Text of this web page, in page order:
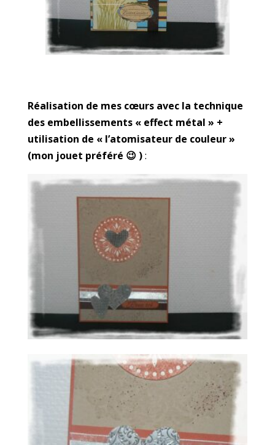
Réalisation de mes cœurs avec la technique
des embellissements « effect métal » +
utilisation de « l’atomisateur de couleur »
(mon jouet préféré 😉 ):